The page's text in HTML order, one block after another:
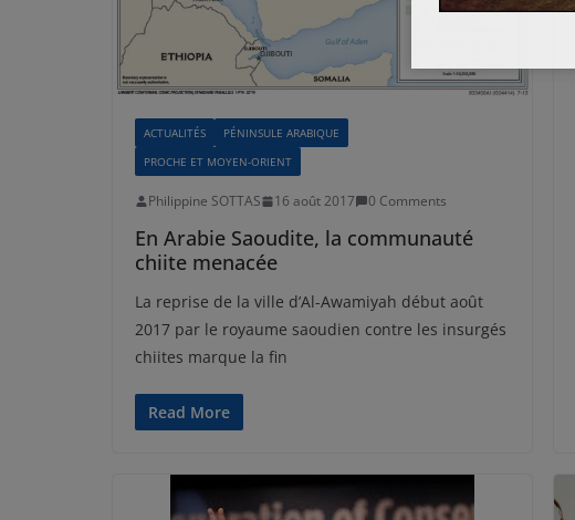
ACTUALITÉS
PÉNINSULE ARABIQUE
PROCHE ET MOYEN-ORIENT
Philippine SOTTAS 16 août 2017 0 Comments
En Arabie Saoudite, la communauté
chiite menacée
La reprise de la ville d’Al-Awamiyah début août
2017 par le royaume saoudien contre les insurgés
chiites marque la fin
Read More